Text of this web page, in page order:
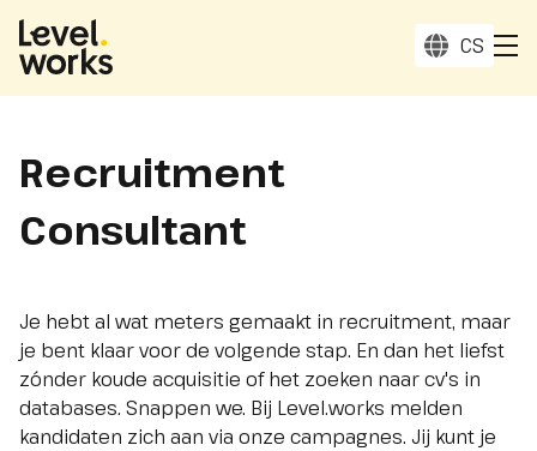
Homepage
CS
Recruitment
Consultant
Je hebt al wat meters gemaakt in recruitment, maar
je bent klaar voor de volgende stap. En dan het liefst
zónder koude acquisitie of het zoeken naar cv's in
databases. Snappen we. Bij Level.works melden
kandidaten zich aan via onze campagnes. Jij kunt je